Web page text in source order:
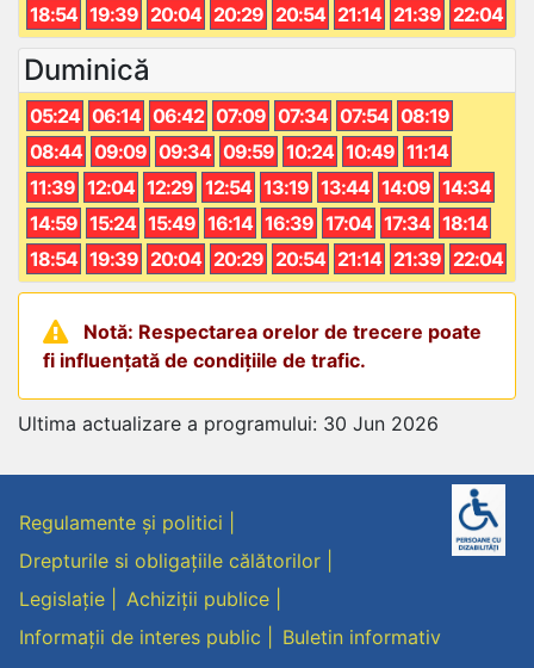
18:54 19:39 20:04 20:29 20:54 21:14 21:39 22:04
Duminică
05:24 06:14 06:42 07:09 07:34 07:54 08:19
08:44 09:09 09:34 09:59 10:24 10:49 11:14
11:39 12:04 12:29 12:54 13:19 13:44 14:09 14:34
14:59 15:24 15:49 16:14 16:39 17:04 17:34 18:14
18:54 19:39 20:04 20:29 20:54 21:14 21:39 22:04
Notă: Respectarea orelor de trecere poate
fi influențată de condițiile de trafic.
Ultima actualizare a programului: 30 Jun 2026
Regulamente și politici
Drepturile si obligațiile călătorilor
Legislație
Achiziții publice
Informații de interes public
Buletin informativ